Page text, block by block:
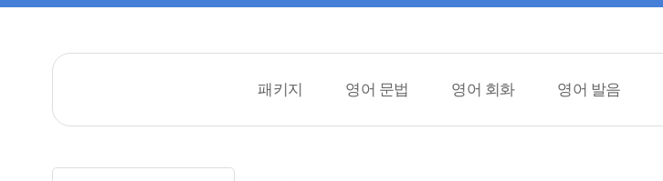
패키지 영어 문법 영어 회화 영어 발음